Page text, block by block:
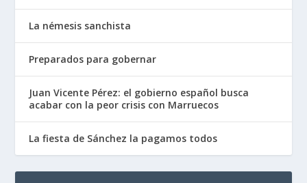
La némesis sanchista
Preparados para gobernar
Juan Vicente Pérez: el gobierno español busca
acabar con la peor crisis con Marruecos
La fiesta de Sánchez la pagamos todos